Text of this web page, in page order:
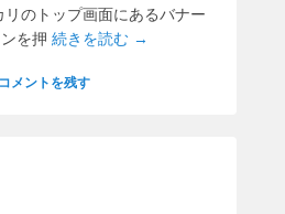
のトップ画面にあるバナー
を押 続きを読む →
コメントを残す